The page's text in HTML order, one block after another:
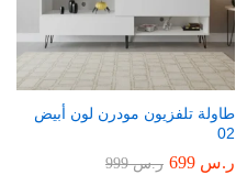
طاولة تلفزيون مودرن لون أبيض
02
ر.س ر.س999